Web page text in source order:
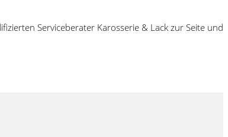
Serviceberater Karosserie & Lack zur Seite und